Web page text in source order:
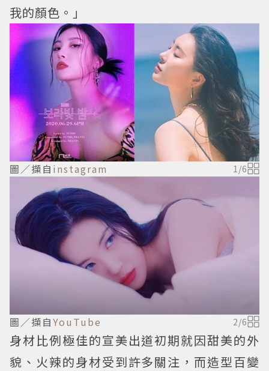
我的顏色。」
圖／擷自 instagram 1 /6
圖／擷自YouTube 2/6
身材比例極佳的宣美出道初期就因甜美的外
貌、火辣的身材受到許多關注，而造型百變